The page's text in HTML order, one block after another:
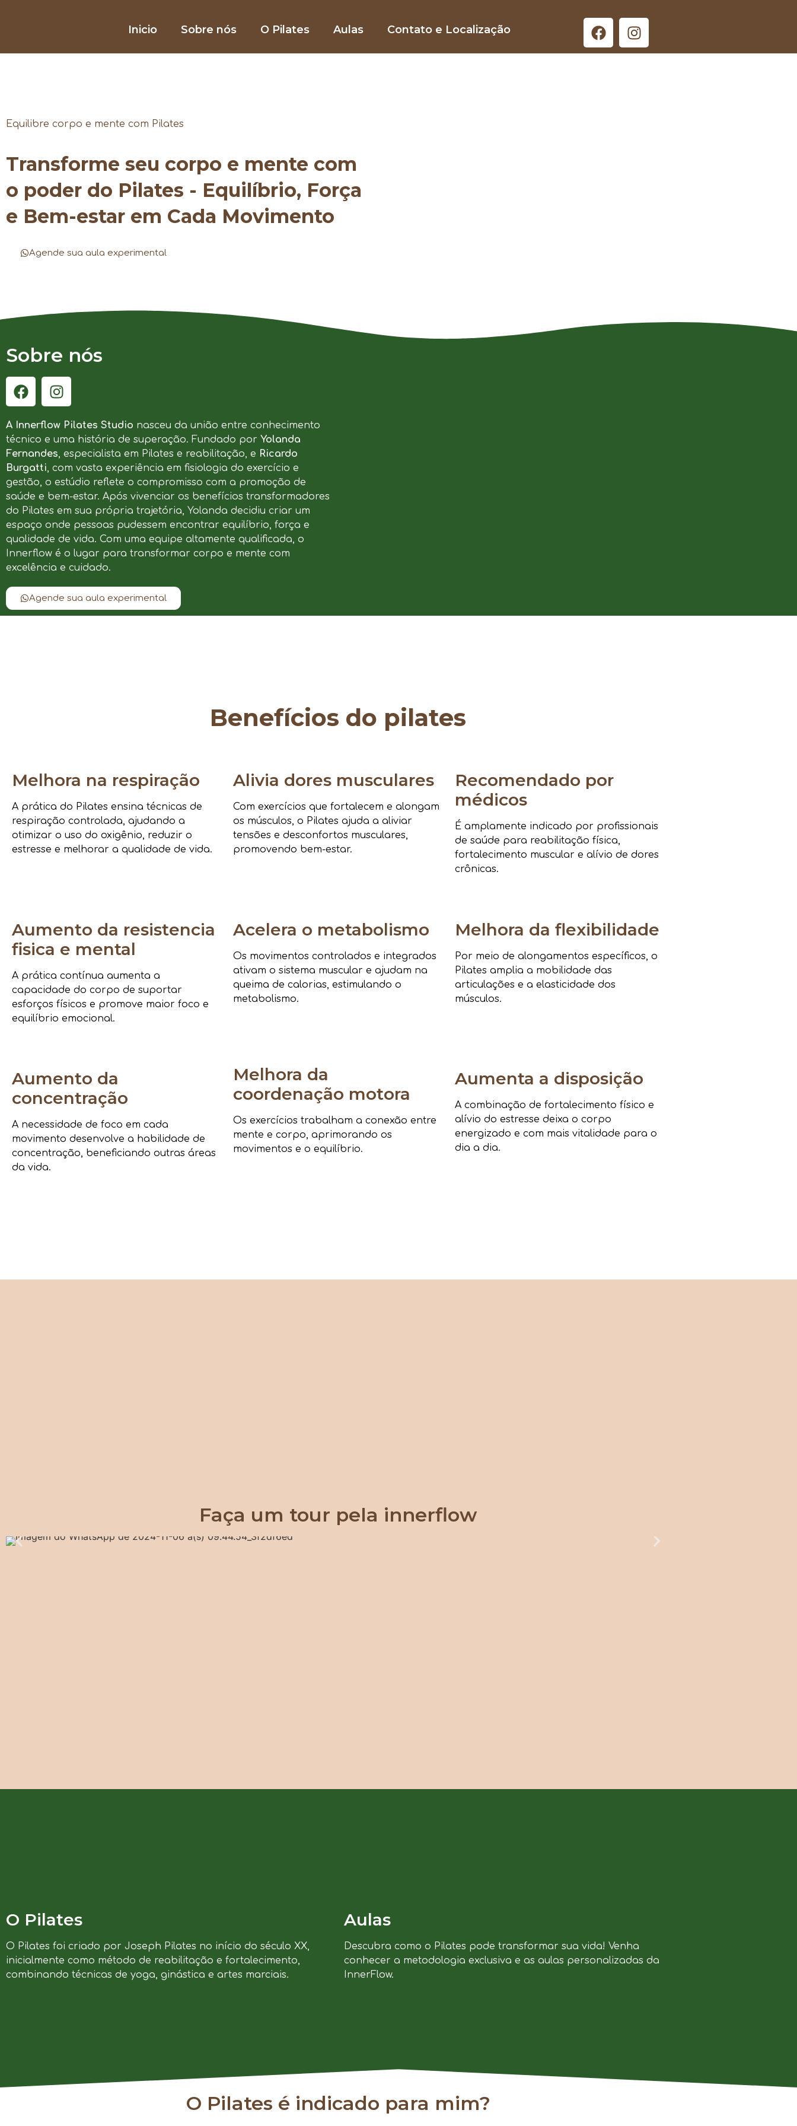
Inicio Sobre nós O Pilates Aulas Contato e Localização
Equilibre corpo e mente com Pilates
Transforme seu corpo e mente com
o poder do Pilates - Equilíbrio, Força
e Bem-estar em Cada Movimento
Agende sua aula experimental
Sobre nós
A Innerflow Pilates Studio nasceu da união entre conhecimento
técnico e uma história de superação. Fundado por Yolanda
Fernandes, especialista em Pilates e reabilitação, e Ricardo
Burgatti, com vasta experiência em fisiologia do exercício e
gestão, o estúdio reflete o compromisso com a promoção de
saúde e bem-estar. Após vivenciar os benefícios transformadores
do Pilates em sua própria trajetória, Yolanda decidiu criar um
espaço onde pessoas pudessem encontrar equilíbrio, força e
qualidade de vida. Com uma equipe altamente qualificada, o
Innerflow é o lugar para transformar corpo e mente com
excelência e cuidado.
Agende sua aula experimental
Benefícios do pilates
Melhora na respiração
A prática do Pilates ensina técnicas de
respiração controlada, ajudando a
otimizar o uso do oxigênio, reduzir o
estresse e melhorar a qualidade de vida.
Alivia dores musculares
Com exercícios que fortalecem e alongam
os músculos, o Pilates ajuda a aliviar
tensões e desconfortos musculares,
promovendo bem-estar.
Recomendado por
médicos
É amplamente indicado por profissionais
de saúde para reabilitação física,
fortalecimento muscular e alívio de dores
crônicas.
Aumento da resistencia
fisica e mental
A prática contínua aumenta a
capacidade do corpo de suportar
esforços físicos e promove maior foco e
equilíbrio emocional.
Acelera o metabolismo
Os movimentos controlados e integrados
ativam o sistema muscular e ajudam na
queima de calorias, estimulando o
metabolismo.
Melhora da flexibilidade
Por meio de alongamentos específicos, o
Pilates amplia a mobilidade das
articulações e a elasticidade dos
músculos.
Aumento da
concentração
A necessidade de foco em cada
movimento desenvolve a habilidade de
concentração, beneficiando outras áreas
da vida.
Melhora da
coordenação motora
Os exercícios trabalham a conexão entre
mente e corpo, aprimorando os
movimentos e o equilíbrio.
Aumenta a disposição
A combinação de fortalecimento físico e
alívio do estresse deixa o corpo
energizado e com mais vitalidade para o
dia a dia.
Faça um tour pela innerflow
O Pilates
O Pilates foi criado por Joseph Pilates no início do século XX,
inicialmente como método de reabilitação e fortalecimento,
combinando técnicas de yoga, ginástica e artes marciais.
Aulas
Descubra como o Pilates pode transformar sua vida! Venha
conhecer a metodologia exclusiva e as aulas personalizadas da
InnerFlow.
O Pilates é indicado para mim?